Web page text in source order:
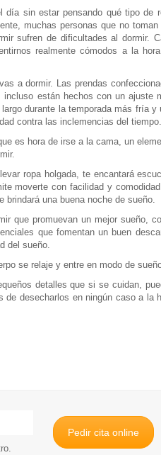
día sin estar pensando qué tipo de
muchas personas que no toman
sufren de dificultades al dormir.
realmente cómodos a la
a dormir. Las prendas
están hechos con un ajuste
durante la temporada más fría y
contra las inclemencias del tiempo.
es hora de irse a la cama, un
ropa holgada, te encantará
moverte con facilidad y
una buena noche de sueño.
que promuevan un mejor sueño,
que fomentan un buen
del sueño.
se relaje y entre en modo de
detalles que si se cuidan,
de desecharlos en ningún caso a la
Pedir cita online